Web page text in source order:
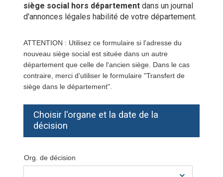
siège social hors département dans un journal
d'annonces légales habilité de votre département.
ATTENTION : Utilisez ce formulaire si l'adresse du
nouveau siège social est située dans un autre
département que celle de l'ancien siège. Dans le cas
contraire, merci d'utiliser le formulaire "Transfert de
siège dans le département".
Choisir l'organe et la date de la
décision
Org. de décision